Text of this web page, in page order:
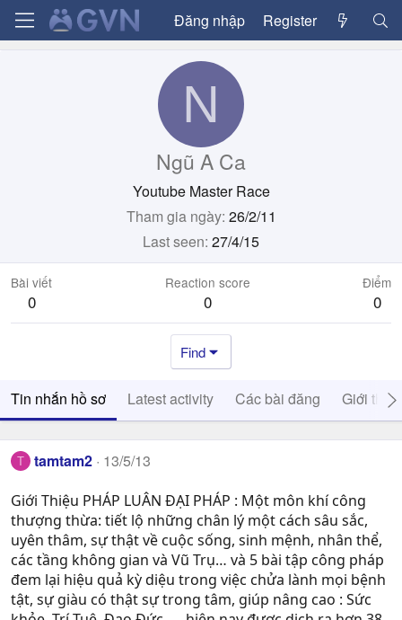
Đăng nhập Register
N
Ngũ A Ca
Youtube Master Race
Tham gia ngày 26/2/11
Last seen 27/4/15
Bài viết
0
Reaction score
0
Điểm
0
Find
Tin nhắn hồ sơ Latest activity Các bài đăng Giới thiệu
T tamtam2 13/5/13
Giới Thiệu PHÁP LUÂN ĐẠI PHÁP : Một môn khí công
thượng thừa: tiết lộ những chân lý một cách sâu sắc,
uyên thâm, sự thật về cuộc sống, sinh mệnh, nhân thể,
các tầng không gian và Vũ Trụ… và 5 bài tập công pháp
đem lại hiệu quả kỳ diệu trong việc chửa lành mọi bệnh
tật, sự giàu có thật sự trong tâm, giúp nâng cao : Sức